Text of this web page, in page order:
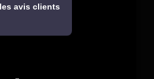
avis clients